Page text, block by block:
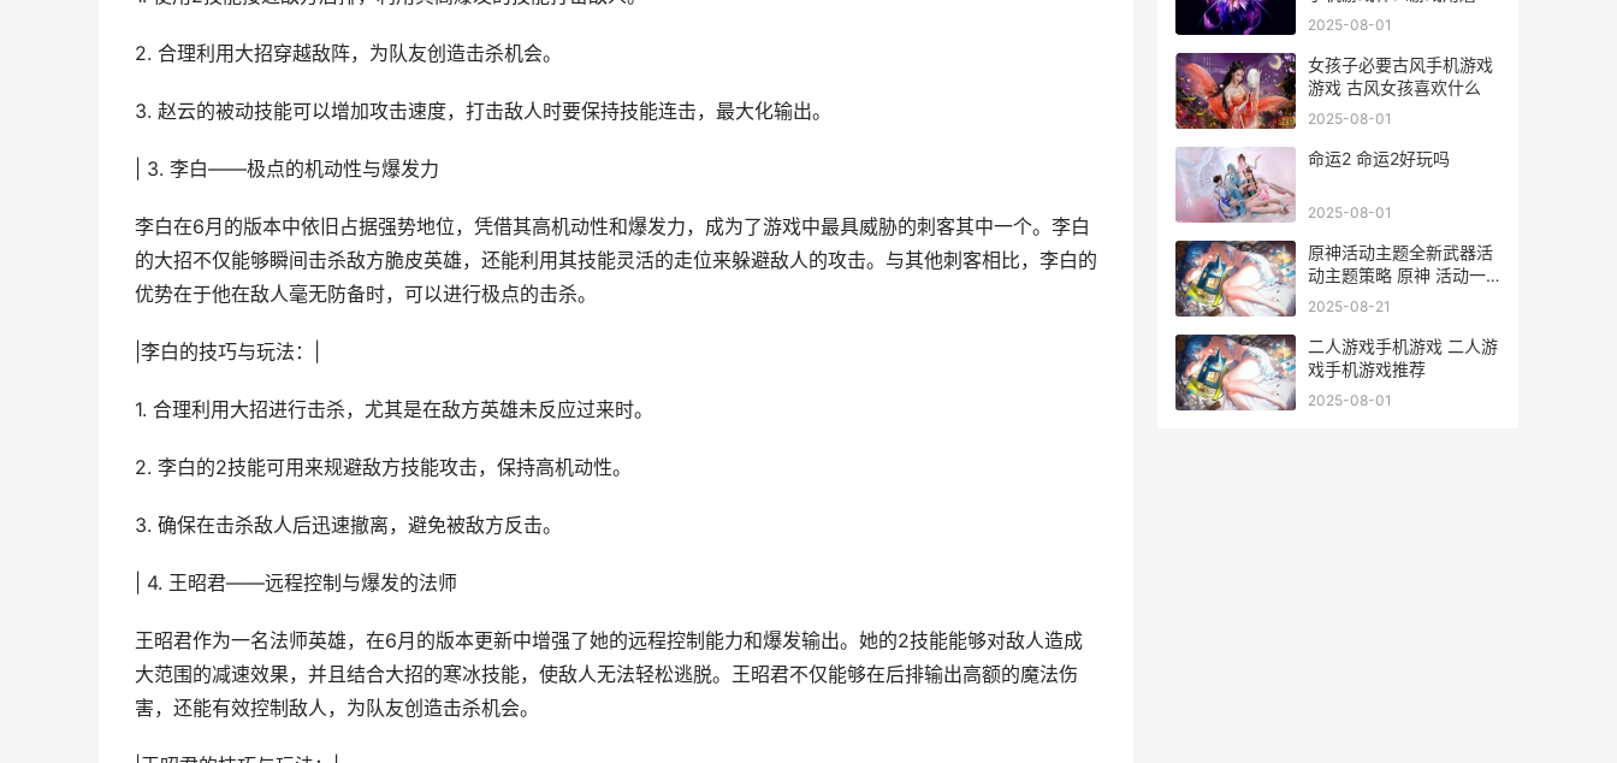
2. 合理利用大招穿越敌阵，为队友创造击杀机会。
3. 赵云的被动技能可以增加攻击速度，打击敌人时要保持技能连击，最大化输出。
| 3. 李白——极点的机动性与爆发力
李白在6月的版本中依旧占据强势地位，凭借其高机动性和爆发力，成为了游戏中最具威胁的刺客其中一个。李白
的大招不仅能够瞬间击杀敌方脆皮英雄，还能利用其技能灵活的走位来躲避敌人的攻击。与其他刺客相比，李白的
优势在于他在敌人毫无防备时，可以进行极点的击杀。
|李白的技巧与玩法：|
1. 合理利用大招进行击杀，尤其是在敌方英雄未反应过来时。
2. 李白的2技能可用来规避敌方技能攻击，保持高机动性。
3. 确保在击杀敌人后迅速撤离，避免被敌方反击。
| 4. 王昭君——远程控制与爆发的法师
王昭君作为一名法师英雄，在6月的版本更新中增强了她的远程控制能力和爆发输出。她的2技能能够对敌人造成
大范围的减速效果，并且结合大招的寒冰技能，使敌人无法轻松逃脱。王昭君不仅能够在后排输出高额的魔法伤
害，还能有效控制敌人，为队友创造击杀机会。
杀什么动物来玩的
2025-08-01
女孩子必要古风手机游戏
游戏 古风女孩喜欢什么
2025-08-01
命运2 命运2好玩吗
2025-08-01
原神活动主题全新武器活
动主题策略 原神 活动一
览
2025-08-21
二人游戏手机游戏 二人游
戏手机游戏推荐
2025-08-01